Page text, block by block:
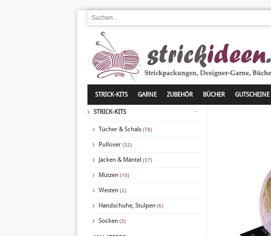
STRICK-KITS GARNE ZUBEHÖR BÜCHER GUTSCHEINE
STRICK-KITS
Tücher & Schals (78)
Pullover (32)
Jacken & Mäntel (37)
Mützen (10)
Westen (2)
Handschuhe, Stulpen (6)
Socken (3)